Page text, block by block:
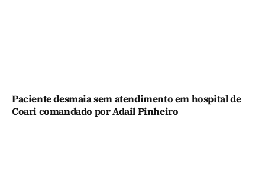
Paciente desmaia sem atendimento em hospital de
Coari comandado por Adail Pinheiro